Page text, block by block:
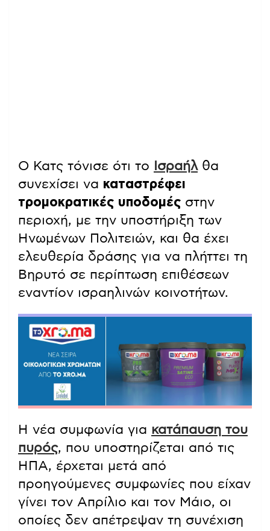
Ο Κατς τόνισε ότι το Ισραήλθα
συνεχίσει να καταστρέφει
τρομοκρατικές υποδομές στην
περιοχή, με την υποστήριξη των
Ηνωμένων Πολιτειών, και θα έχει
ελευθερία δράσης για να πλήττει τη
Βηρυτό σε περίπτωση επιθέσεων
εναντίον ισραηλινών κοινοτήτων.
Η νέα συμφωνία για κατάπαυση του
πυρός, που υποστηρίζεται από τις
ΗΠΑ, έρχεται μετά από
προηγούμενες συμφωνίες που είχαν
γίνει τον Απρίλιο και τον Μάιο, οι
οποίες δεν απέτρεψαν τη συνέχιση